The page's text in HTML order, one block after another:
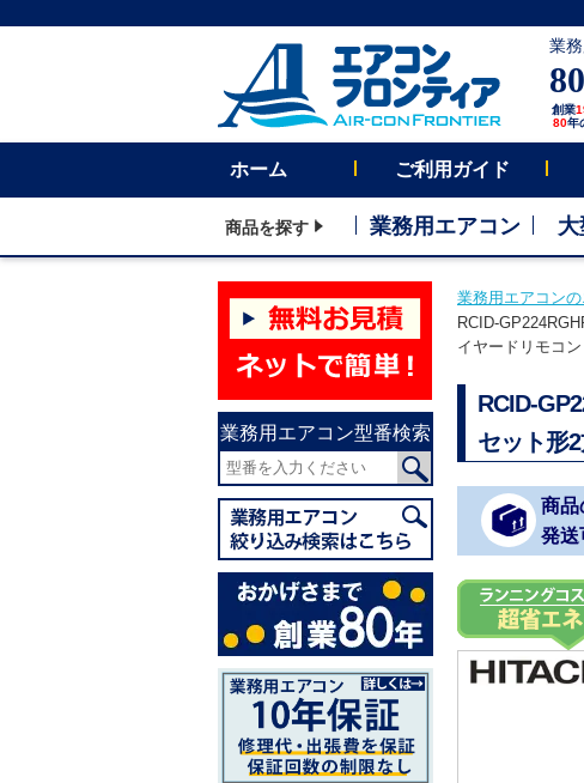
業
80
創業
80年
ホーム ご利用ガイド
商品を探す 業務用エアコン
業務用エアコン型番検索
業務用エアコン
RCID-
イヤードリモコ
RCID-
セット形
商品
発送